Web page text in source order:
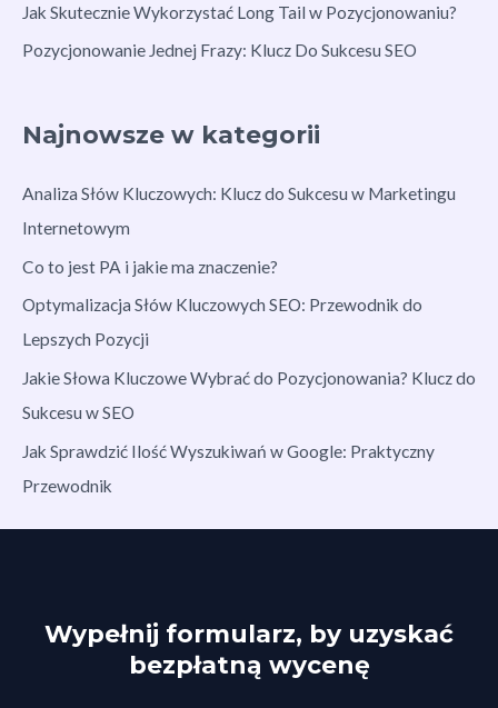
Jak Skutecznie Wykorzystać Long Tail w Pozycjonowaniu?
Pozycjonowanie Jednej Frazy: Klucz Do Sukcesu SEO
Najnowsze w kategorii
Analiza Słów Kluczowych: Klucz do Sukcesu w Marketingu
Internetowym
Co to jest PA i jakie ma znaczenie?
Optymalizacja Słów Kluczowych SEO: Przewodnik do
Lepszych Pozycji
Jakie Słowa Kluczowe Wybrać do Pozycjonowania? Klucz do
Sukcesu w SEO
Jak Sprawdzić Ilość Wyszukiwań w Google: Praktyczny
Przewodnik
Wypełnij formularz, by uzyskać
bezpłatną wycenę